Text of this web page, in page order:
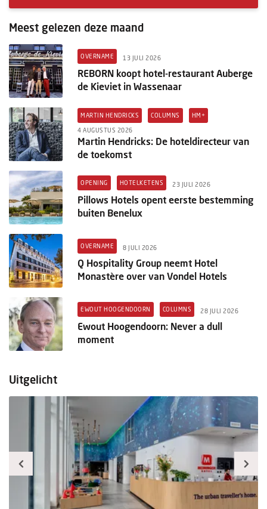
Meest gelezen deze maand
OVERNAME 13 JULI 2026
REBORN koopt hotel-restaurant Auberge
de Kieviet in Wassenaar
MARTIN HENDRICKS COLUMNS HM+
4 AUGUSTUS 2026
Martin Hendricks: De hoteldirecteur van
de toekomst
OPENING HOTELKETENS 23 JULI 2026
Pillows Hotels opent eerste bestemming
buiten Benelux
OVERNAME 8 JULI 2026
Q Hospitality Group neemt Hotel
Monastère over van Vondel Hotels
EWOUT HOOGENDOORN COLUMNS 28 JULI 2026
Ewout Hoogendoorn: Never a dull
moment
Uitgelicht